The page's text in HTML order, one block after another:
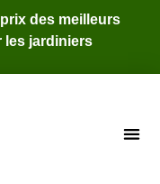
des meilleurs
les jardiniers